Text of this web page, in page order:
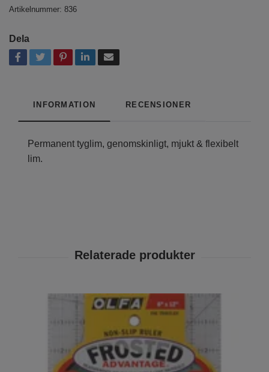
Artikelnummer: 836
Dela
INFORMATION RECENSIONER
Permanent tyglim, genomskinligt, mjukt & flexibelt
lim.